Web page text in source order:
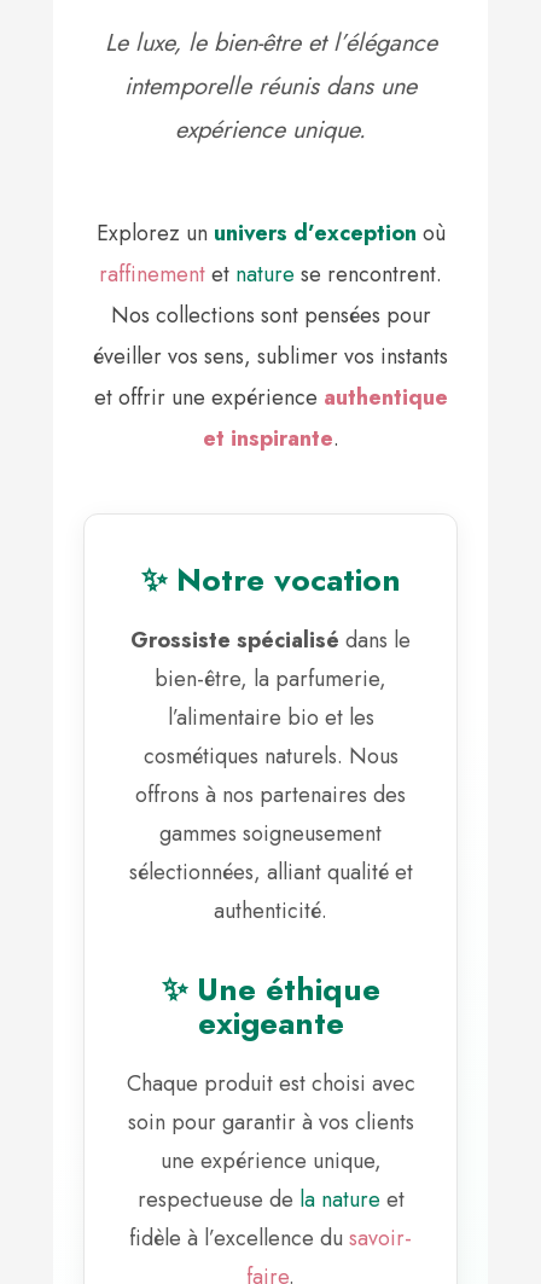
Le luxe, le bien-être et l’élégance
intemporelle réunis dans une
expérience unique.
Explorez un univers d’exception où
raffinementet nature se rencontrent.
Nos collections sont pensées pour
éveiller vos sens, sublimer vos instants
et offrir une expérience authentique
et inspirante.
✨ Notre vocation
Grossiste spécialisé dans le
bien-être, la parfumerie,
l’alimentaire bio et les
cosmétiques naturels. Nous
offrons à nos partenaires des
gammes soigneusement
sélectionnées, alliant qualité et
authenticité.
✨ Une éthique
exigeante
Chaque produit est choisi avec
soin pour garantir à vos clients
une expérience unique,
respectueuse de la nature et
fidèle à l’excellence du savoir-
faire.